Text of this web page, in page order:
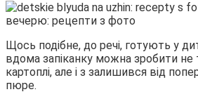
Щось подібне, до речі, готують у
вдома запіканку можна зробити не
картоплі, але і з залишився від
пюре.